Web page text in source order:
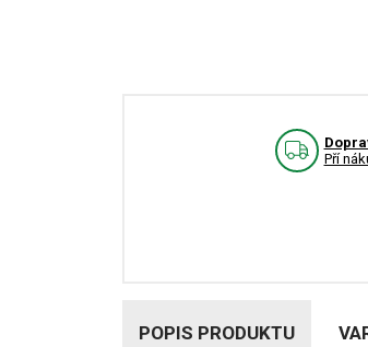
Pří
POPIS PRODUKTU